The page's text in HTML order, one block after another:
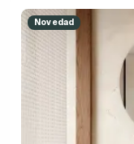
Novedad